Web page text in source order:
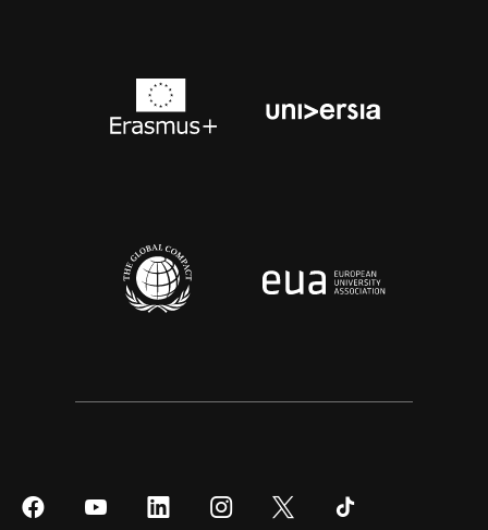
SíguenosSíguenos
SíguenosSíguenos
Síguenos